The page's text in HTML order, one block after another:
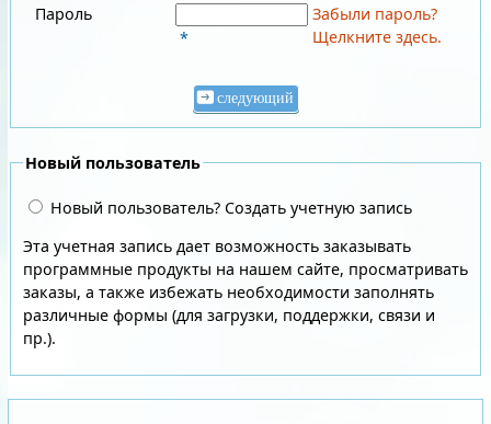
Пароль
*
Забыли пароль?
Щелкните здесь.
следующий
Новый пользователь
Новый пользователь? Создать учетную запись
Эта учетная запись дает возможность заказывать
программные продукты на нашем сайте, просматривать
заказы, а также избежать необходимости заполнять
различные формы (для загрузки, поддержки, связи и
пр.).